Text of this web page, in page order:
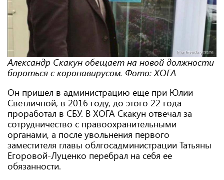
Александр Скакун обещает на новой должности
бороться с коронавирусом. Фото: ХОГА
Он пришел в администрацию еще при Юлии
Светличной, в 2016 году, до этого 22 года
проработал в СБУ. В ХОГА Скакун отвечал за
сотрудничество с правоохранительными
органами, а после увольнения первого
заместителя главы облгосадминистрации Татьяны
Егоровой-Луценко перебрал на себя ее
обязанности.